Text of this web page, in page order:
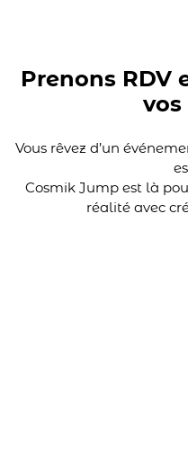
Prenons RDV
vos
Vous rêvez d’un
Cosmik Jump est là
réalité avec